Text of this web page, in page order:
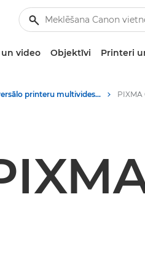
video Objektīvi Printeri
Universālo printeru multivides materiāli — Canon preses centrs PIXMA